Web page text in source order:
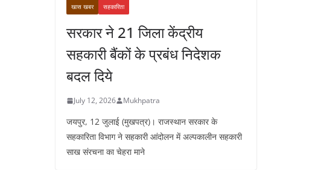
खास खबर सहकारिता
सरकार ने 21 जिला केंद्रीय
सहकारी बैंकों के प्रबंध निदेशक
बदल दिये
July 12, 2026 Mukhpatra
जयपुर, 12 जुलाई (मुखपत्र)। राजस्थान सरकार के
सहकारिता विभाग ने सहकारी आंदोलन में अल्पकालीन सहकारी
साख संरचना का चेहरा माने